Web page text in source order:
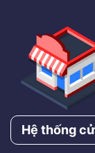
Hệ thống